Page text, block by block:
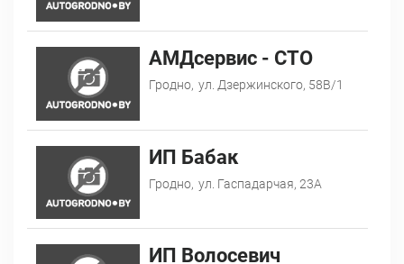
АМДсервис - СТО
Гродно, ул. Дзержинского, 58В/1
ИП Бабак
Гродно, ул. Гаспадарчая, 23А
ИП Волосевич